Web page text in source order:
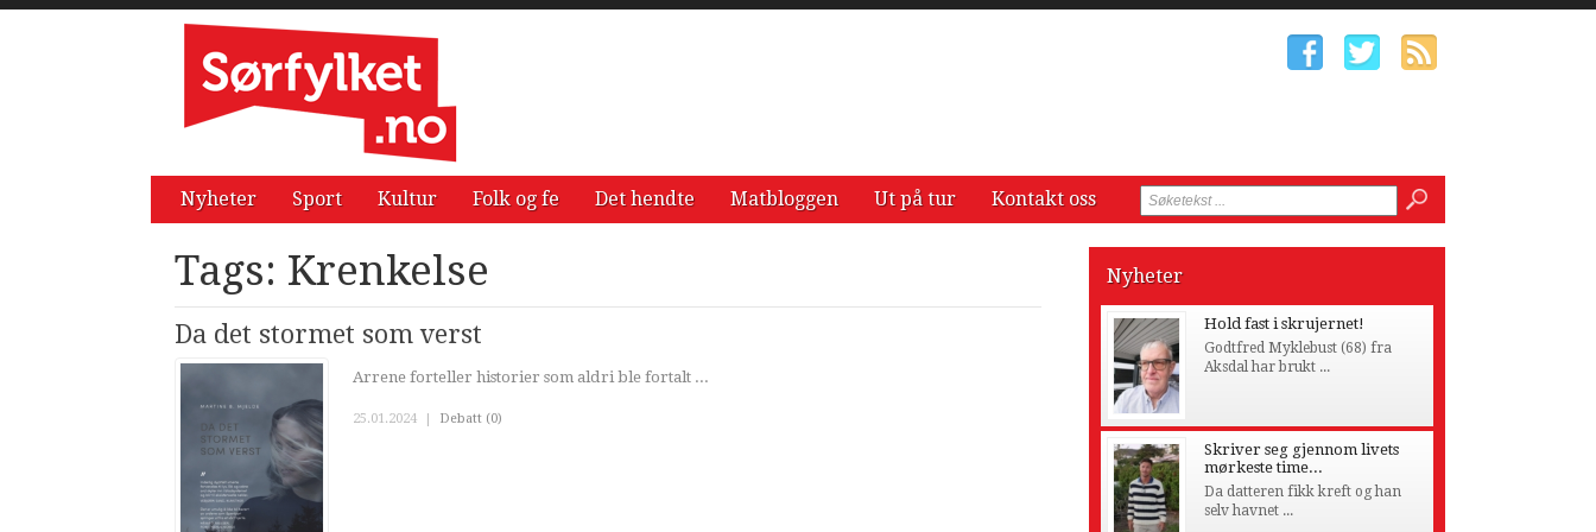
Nyheter Sport Kultur Folk og fe Det hendte Matbloggen Ut på tur Kontakt oss
Tags: Krenkelse
Da det stormet som verst
Arrene forteller historier som aldri ble fortalt ...
25.01.2024 | Debatt (0)
Nyheter
Hold fast i skrujernet!
Godtfred Myklebust (68) fra
Aksdal har brukt ...
Skriver seg gjennom livets
mørkeste time...
Da datteren fikk kreft og han
selv havnet ...